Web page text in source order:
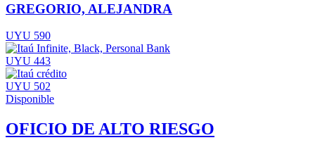
GREGORIO, ALEJANDRA
UYU 590
UYU 443
UYU 502
Disponible
OFICIO DE ALTO RIESGO